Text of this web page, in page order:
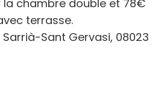
chambre double et 78€
terrasse.
Sarrià-Sant Gervasi, 08023